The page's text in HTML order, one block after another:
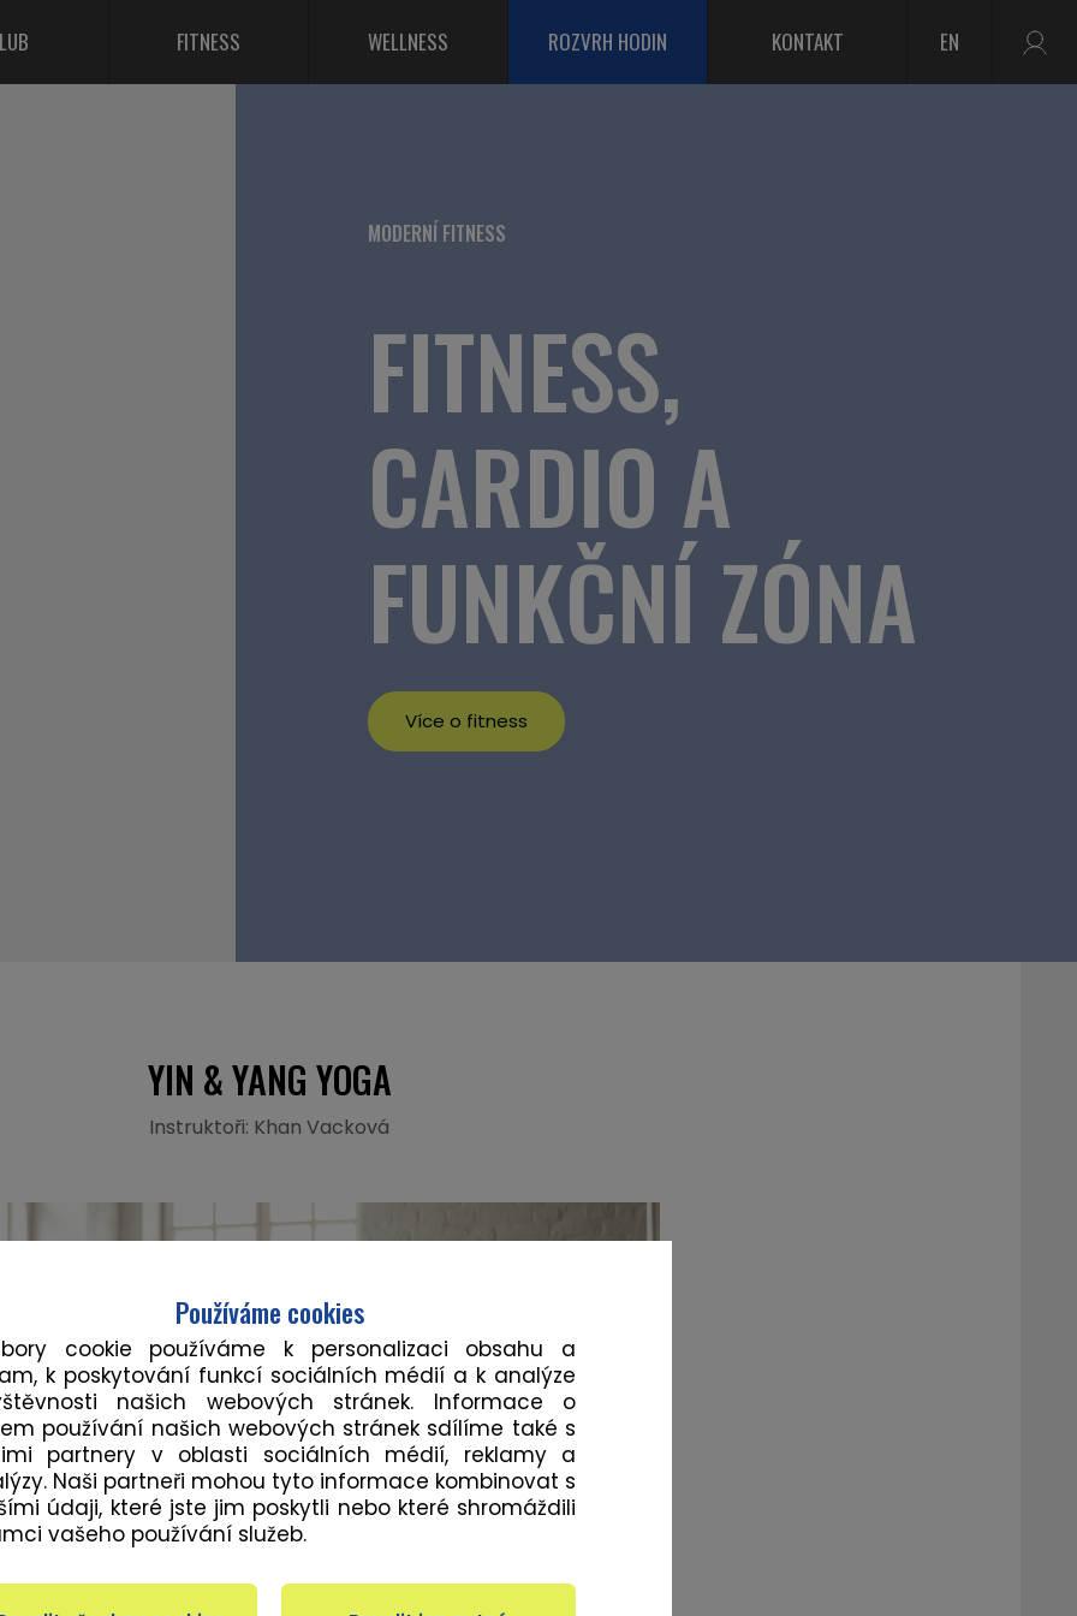
FITNESS WELLNESS ROZVRH HODIN KONTAKT EN
MODERNÍ FITNESS
FITNESS,
CARDIO A
FUNKČNÍ ZÓNA
Více o fitness
YIN & YANG YOGA
Instruktoři: Khan Vacková
Používáme cookies
cookie používáme k personalizaci obsahu a
k poskytování funkcí sociálních médií a k analýze
našich webových stránek. Informace o
používání našich webových stránek sdílíme také s
partnery v oblasti sociálních médií, reklamy a
Naši partneři mohou tyto informace kombinovat s
údaji, které jste jim poskytli nebo které shromáždili
vašeho používání služeb.